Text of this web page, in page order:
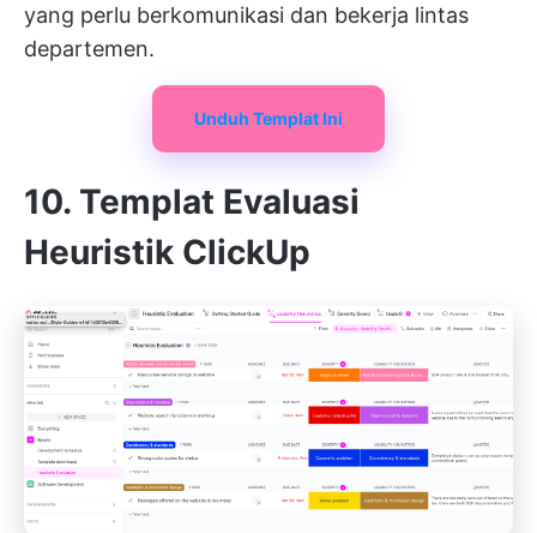
yang perlu berkomunikasi dan bekerja lintas
departemen.
Unduh Templat Ini
10. Templat Evaluasi
Heuristik ClickUp